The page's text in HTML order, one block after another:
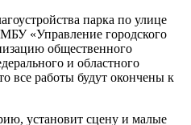
парка по улице
«Управление городского
общественного
и областного
все работы будут окончены к
установит сцену и малые